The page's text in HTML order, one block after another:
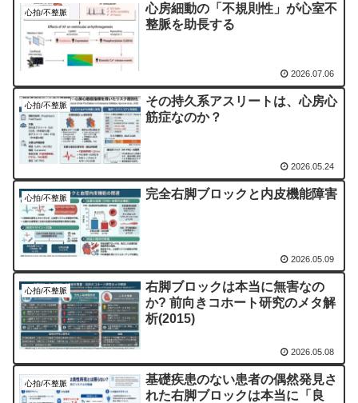
心拍/不整脈
心房細動の「不規則性」が心室不
整脈を助長する
2026.07.06
心拍/不整脈
その持久系アスリートは、心房心
筋症なのか？
2026.05.24
心拍/不整脈 完全右脚ブロックと内皮機能障害
2026.05.09
心拍/不整脈
右脚ブロックは本当に無害なの
か? 前向きコホート研究のメタ解
析(2015)
2026.05.08
心拍/不整脈
基礎疾患のない患者の偶然発見さ
れた右脚ブロックは本当に「良